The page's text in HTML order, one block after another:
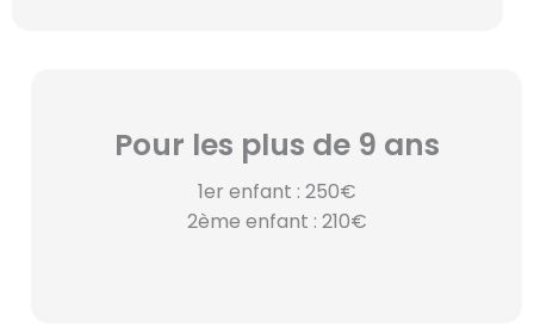
Pour les plus de 9 ans
1er enfant : 250€
2ème enfant : 210€